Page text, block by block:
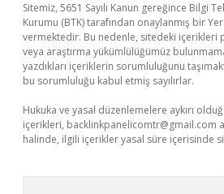
Sitemiz, 5651 Sayılı Kanun gereğince Bilgi
Kurumu (BTK) tarafından onaylanmış bir
vermektedir. Bu nedenle, sitedeki içerikleri
veya araştırma yükümlülüğümüz
yazdıkları içeriklerin sorumluluğunu
bu sorumluluğu kabul etmiş sayılırlar.
Hukuka ve yasal düzenlemelere aykırı
içerikleri, backlinkpanelicomtr@gmail.com
halinde, ilgili içerikler yasal süre içerisinde